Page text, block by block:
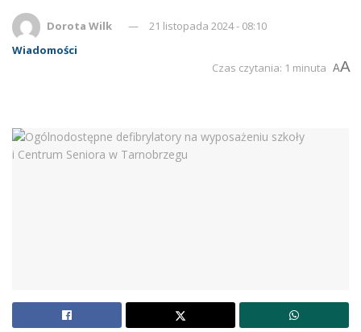
Dorota Wilk
21 listopada 2024 - 08:10
Wiadomości
Czas czytania: 1 minuta AA